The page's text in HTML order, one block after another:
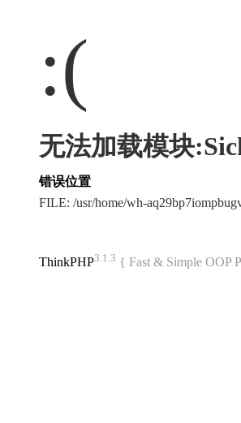
:(
无法加载模块
错误位置
FILE: /usr/home/wh-
ThinkPHP3.1.3 { Fast & Simple OOP